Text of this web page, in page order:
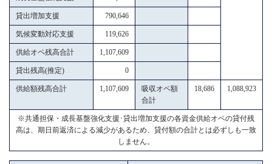
貸出増加支援 790,646
気候変動対応支援 119,626
供給オペ残高合計 1,107,609
貸出残高(推定) 0
供給額残高合計 1,107,609
吸収オペ額
合計
18,686 1,088,923
※共通担保・成長基盤強化支援･貸出増加支援の各資金供給オペの貸付残
高は、期日前返済による減少があるため、貸付額の合計とは必ずしも一致
しません。